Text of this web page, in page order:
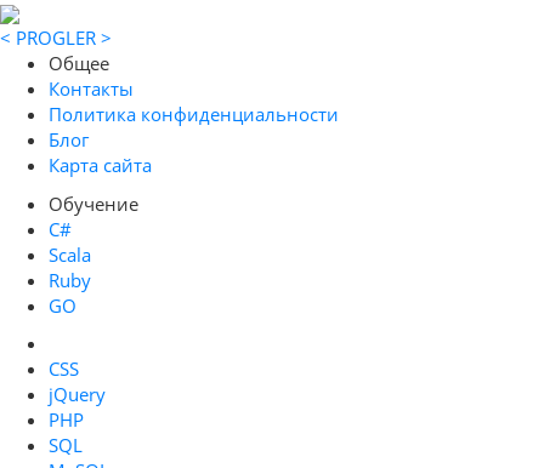
< PROGLER >
Общее
Контакты
Политика конфиденциальности
Блог
Карта сайта
Обучение
C#
Scala
Ruby
GO
CSS
jQuery
PHP
SQL